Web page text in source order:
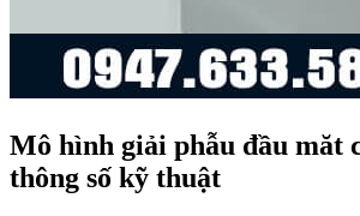
Mô hình giải phẫu đầu măt
thông số kỹ thuật